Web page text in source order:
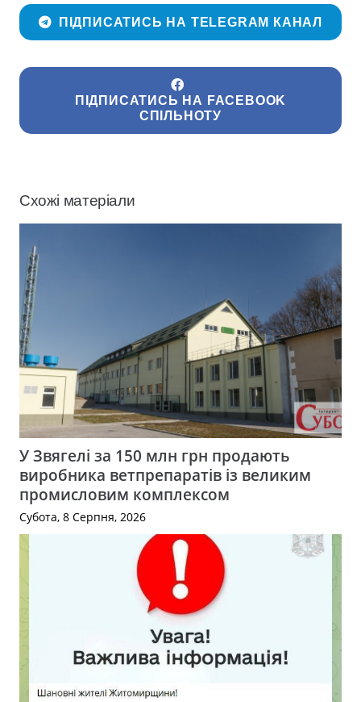
ПІДПИСАТИСЬ НА TELEGRAM КАНАЛ
ПІДПИСАТИСЬ НА FACEBOOK
СПІЛЬНОТУ
Схожі матеріали
У Звягелі за 150 млн грн продають
виробника ветпрепаратів із великим
промисловим комплексом
Субота, 8 Серпня, 2026